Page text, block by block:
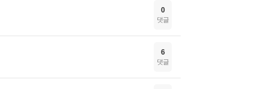
0
댓글
6
댓글